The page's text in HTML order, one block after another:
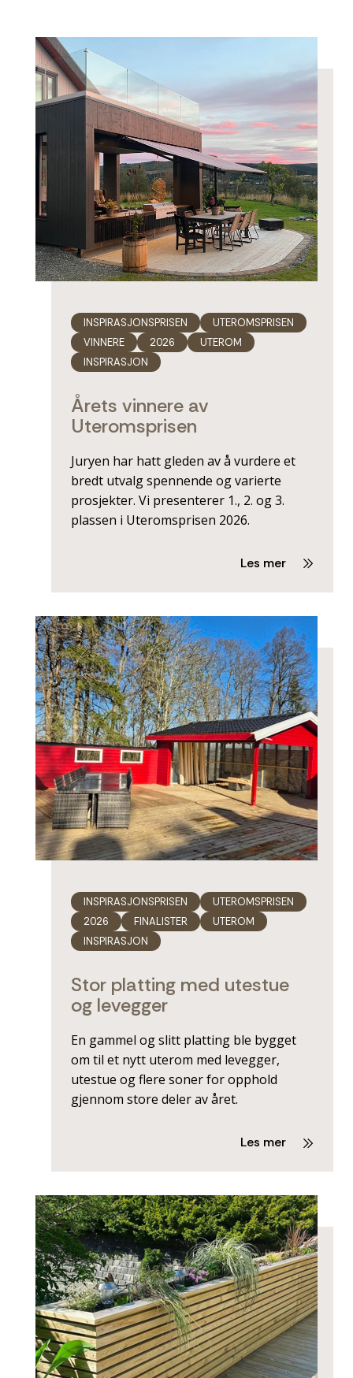
INSPIRASJONSPRISEN
UTEROMSPRISEN
VINNERE
2026
UTEROM
INSPIRASJON
Årets vinnere av
Uteromsprisen
Juryen har hatt gleden av å vurdere et
bredt utvalg spennende og varierte
prosjekter. Vi presenterer 1., 2. og 3.
plassen i Uteromsprisen 2026.
Les mer
INSPIRASJONSPRISEN
UTEROMSPRISEN
2026
FINALISTER
UTEROM
INSPIRASJON
Stor platting med utestue
og levegger
En gammel og slitt platting ble bygget
om til et nytt uterom med levegger,
utestue og flere soner for opphold
gjennom store deler av året.
Les mer